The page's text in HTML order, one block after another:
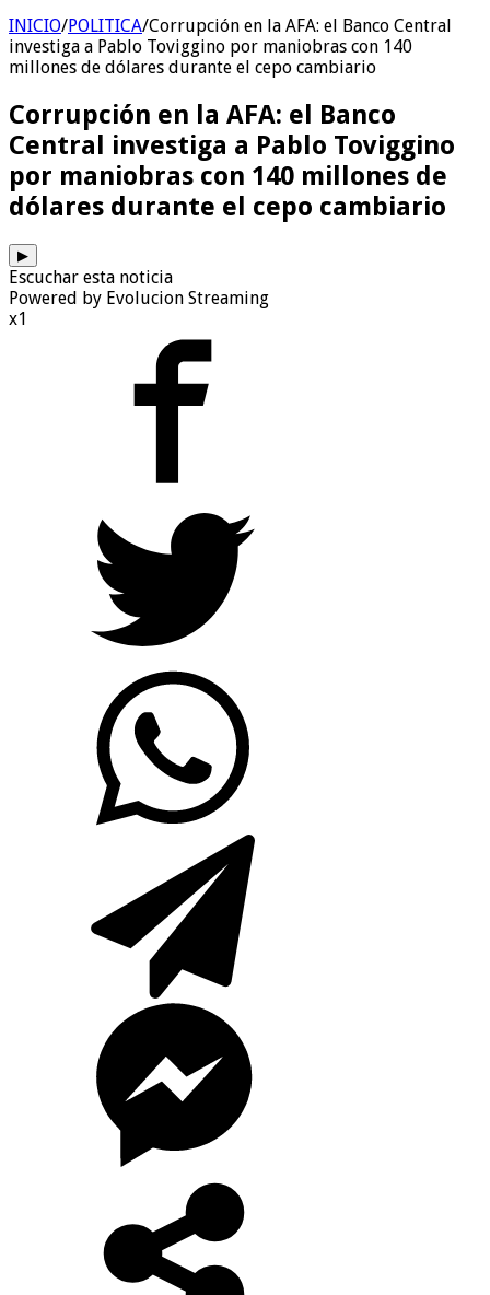
INICIO/POLITICA/Corrupción en la AFA: el Banco Central
investiga a Pablo Toviggino por maniobras con 140
millones de dólares durante el cepo cambiario
Corrupción en la AFA: el Banco
Central investiga a Pablo Toviggino
por maniobras con 140 millones de
dólares durante el cepo cambiario
▶
Escuchar esta noticia
Powered by Evolucion Streaming
x1